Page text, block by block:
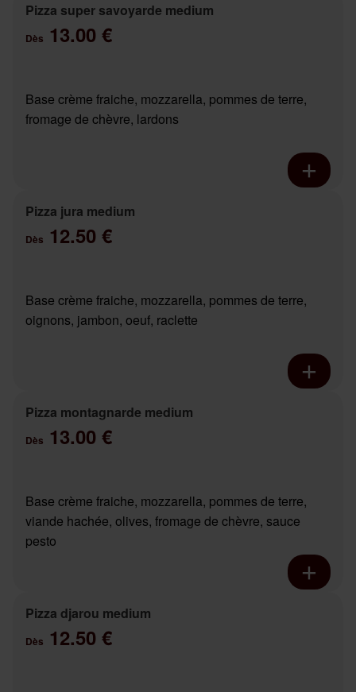
Pizza super savoyarde medium
Dès 13.00 €
Base crème fraiche, mozzarella, pommes de terre,
fromage de chèvre, lardons
Pizza jura medium
Dès 12.50 €
Base crème fraiche, mozzarella, pommes de terre,
oignons, jambon, oeuf, raclette
Pizza montagnarde medium
Dès 13.00 €
Base crème fraiche, mozzarella, pommes de terre,
viande hachée, olives, fromage de chèvre, sauce
pesto
Pizza djarou medium
Dès 12.50 €